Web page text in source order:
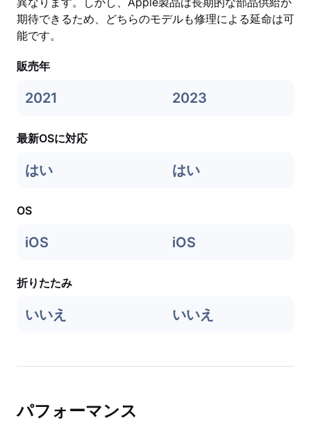
期待できるため、どちらのモデルも修理による延命は可
能です。
販売年
2021 2023
最新OSに対応
はい はい
OS
iOS iOS
折りたたみ
いいえ いいえ
パフォーマンス